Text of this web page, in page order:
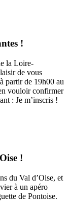
!
la Loire-
de vous
partir de 19h00 au
vouloir confirmer
: Je m’inscris !
!
du Val d’Oise, et
à un apéro
de Pontoise.